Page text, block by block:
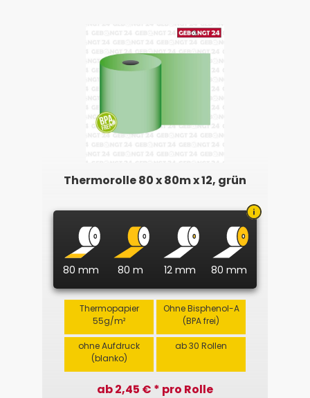
Thermorolle 80 x 80m x 12, grün
80 mm 80 m 12 mm 80 mm
Thermopapier
55g/m²
Ohne Bisphenol-A
(BPA frei)
ohne Aufdruck
(blanko)
ab 30 Rollen
ab 2,45 € * pro Rolle